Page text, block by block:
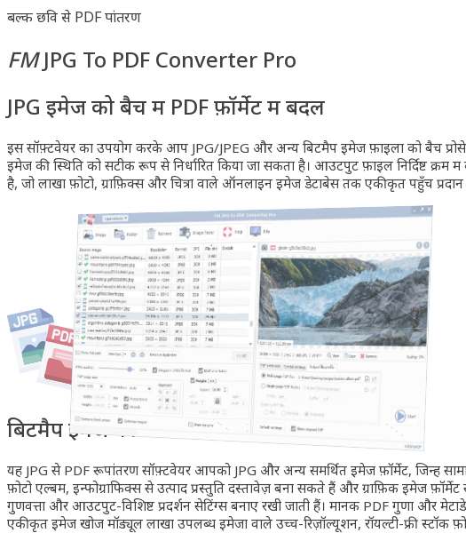
बल्क छवि से PDF रूपांतरण
FMJPG To PDF Converter Pro
JPG इमेज को बैच में PDF फ़ॉर्मेट में बदलें
इस सॉफ़्टवेयर का उपयोग करके आप JPG/JPEG और अन्य बिटमैप इमेज फ़ाइलों को बैच
इमेज की स्थिति को सटीक रूप से निर्धारित किया जा सकता है। आउटपुट फ़ाइल निर्दिष्ट
है, जो लाखों फ़ोटो, ग्राफ़िक्स और चित्रों वाले ऑनलाइन इमेज डेटाबेस तक एकीकृत पहुँच प्रदान
बिटमैप इमेज का PDF फ़ॉर्मेट में सामूहिक रूपांतरण
यह JPG से PDF रूपांतरण सॉफ़्टवेयर आपको JPG और अन्य समर्थित इमेज फ़ॉर्मेट, जिन्हें
फ़ोटो एल्बम, इन्फोग्राफिक्स से उत्पाद प्रस्तुति दस्तावेज़ बना सकते हैं और ग्राफ़िक इमेज
गुणवत्ता और आउटपुट-विशिष्ट प्रदर्शन सेटिंग्स बनाए रखी जाती हैं। मानक PDF गुणों और
एकीकृत इमेज खोज मॉड्यूल लाखों उपलब्ध इमेजों वाले उच्च-रिज़ॉल्यूशन, रॉयल्टी-फ्री स्टॉक